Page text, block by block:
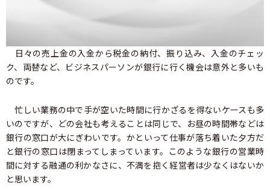
日々の売上金の入金から税金の納付、振り込み、入金のチェッ
ク、両替など、ビジネスパーソンが銀行に行く機会は意外と多いも
のです。
忙しい業務の中で手が空いた時間に行かざるを得ないケースも多
いのですが、どの会社も考えることは同じで、お昼の時間帯などは
銀行の窓口が大にぎわいです。かといって仕事が落ち着いた夕方だ
と銀行の窓口は閉まってしまっています。このような銀行の営業時
間に対する融通の利かなさに、不満を抱く経営者は少なくはないか
と思います。